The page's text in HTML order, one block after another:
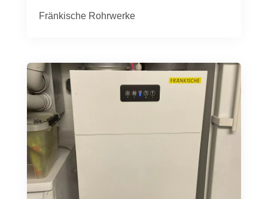
Fränkische Rohrwerke